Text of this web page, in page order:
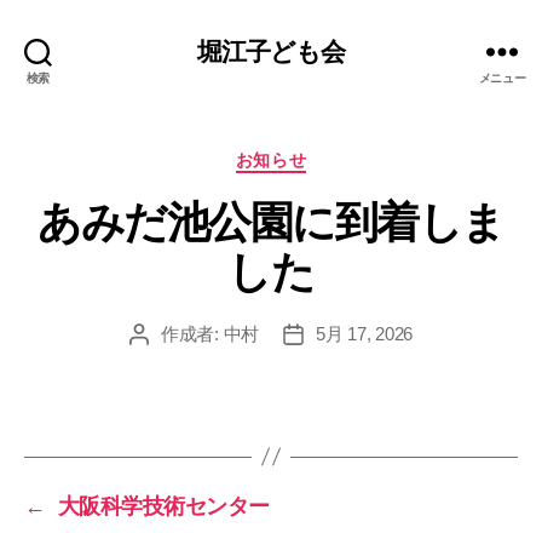
検索
堀江子ども会
メニュー
カ
ゴ
リ
ー
お知らせ
あみだ池公園に到着しま
した
投 作成者: 中村
投
5月 17, 2026
←
大阪科学技術センター